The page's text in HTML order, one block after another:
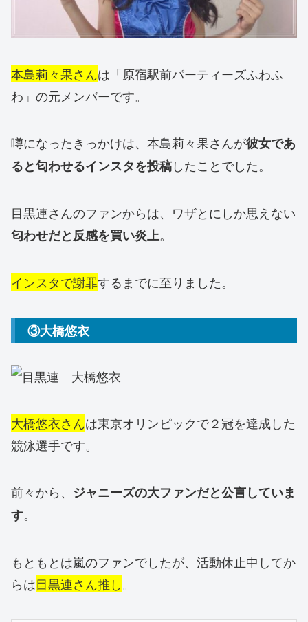
本島莉々果さんは「原宿駅前パーティーズふわふ
わ」の元メンバーです。
噂になったきっかけは、本島莉々果さんが彼女であ
ると匂わせるインスタを投稿したことでした。
目黒連さんのファンからは、ワザとにしか思えない
匂わせだと反感を買い炎上。
インスタで謝罪するまでに至りました。
③大橋悠衣
大橋悠衣さんは東京オリンピックで２冠を達成した
競泳選手です。
前々から、 ジャニーズの大ファンだと公言していま
す。
もともとは嵐のファンでしたが、活動休止中してか
らは目黒連さん推し。